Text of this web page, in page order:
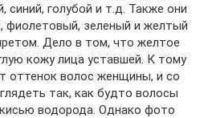
синий, голубой и т.д. Также они
фиолетовый, зеленый и желтый
Дело в том, что желтое
кожу лица уставшей. К тому
оттенок волос женщины, и со
так, как будто волосы
водорода. Однако фото